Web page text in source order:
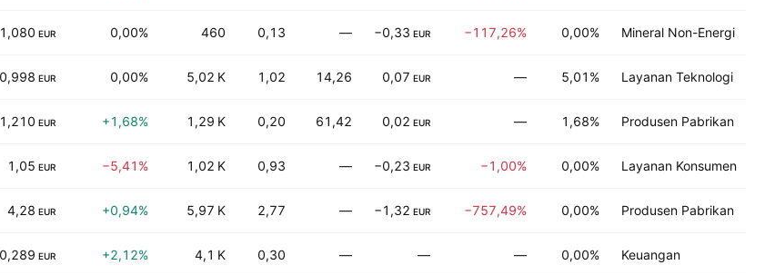
1,080 EUR 0,00% 460 0,13 — −0,33 EUR −117,26% 0,00% Mineral Non-Energi
0,998 EUR 0,00% 5,02 K 1,02 14,26 0,07 EUR — 5,01% Layanan Teknologi
1,210 EUR +1,68% 1,29 K 0,20 61,42 0,02 EUR — 1,68% Produsen Pabrikan
1,05 EUR −5,41% 1,02 K 0,93 — −0,23 EUR −1,00% 0,00% Layanan Konsumen
4,28 EUR +0,94% 5,97 K 2,77 — −1,32 EUR −757,49% 0,00% Produsen Pabrikan
0,289 EUR +2,12% 4,1 K 0,30 — — — 0,00% Keuangan